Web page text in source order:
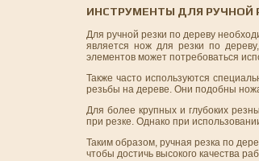
ИНСТРУМЕНТЫ ДЛЯ РУЧНОЙ
Для ручной резки по дереву
является нож для резки по
элементов может потребоваться
Также часто используются
резьбы на дереве. Они подобны
Для более крупных и глубоких
при резке. Однако при
Таким образом, ручная резка по
чтобы достичь высокого качества